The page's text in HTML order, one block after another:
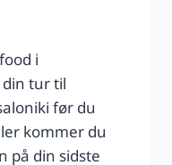
i
tur til
før du
kommer du
på din sidste